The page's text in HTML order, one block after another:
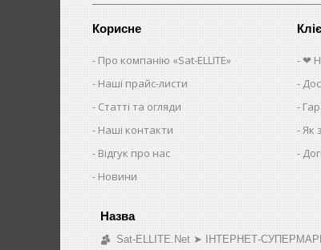
Корисне
Про компанію «Sat-ELLITE»
Наші прайс-листи
Статті та огляди
Наші контакти
Відгук про нас
Новини
❤
Як
Sat-ELLITE.Net ➤ ІНТЕРНЕТ-